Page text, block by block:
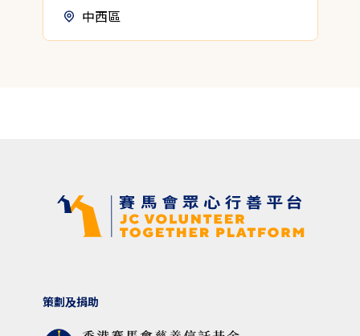
中西區
策劃及捐助